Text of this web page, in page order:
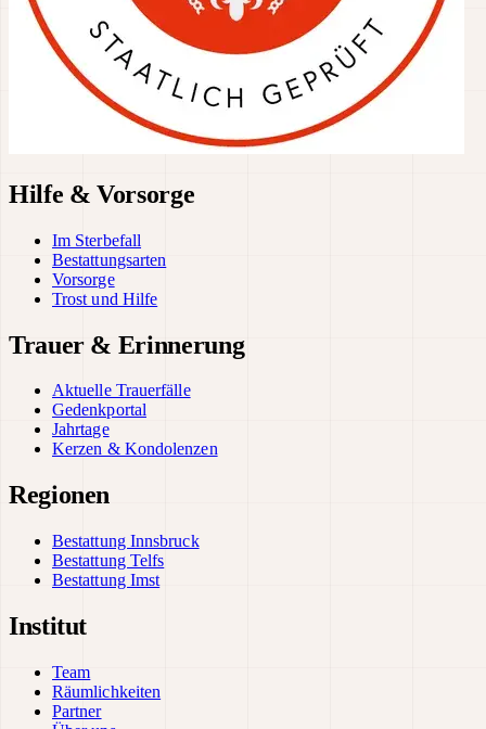
Hilfe & Vorsorge
Im Sterbefall
Bestattungsarten
Vorsorge
Trost und Hilfe
Trauer & Erinnerung
Aktuelle Trauerfälle
Gedenkportal
Jahrtage
Kerzen & Kondolenzen
Regionen
Bestattung Innsbruck
Bestattung Telfs
Bestattung Imst
Institut
Team
Räumlichkeiten
Partner